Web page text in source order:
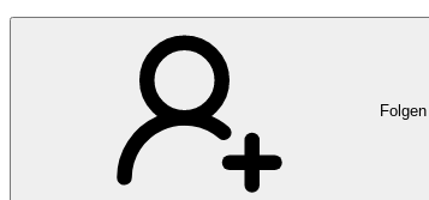
Folgen